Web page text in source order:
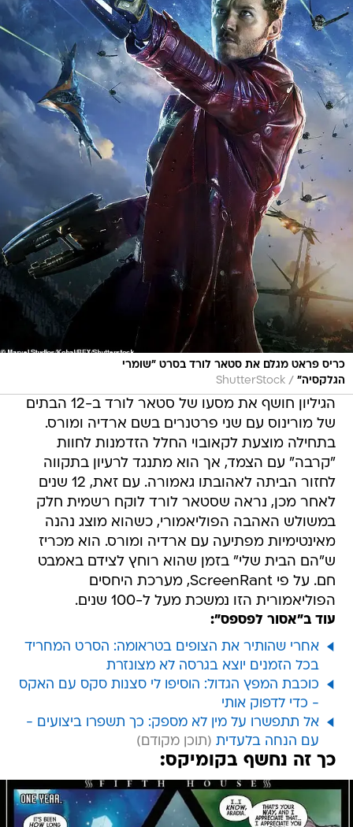
כריס פראט מגלם את סטאר לורד בסרט "שומרי
הגלקסיה" /
ShutterStock
הגיליון חושף את מסעו של סטאר לורד ב-12 הבתים
של מורינוס עם שני פרטנרים בשם ארדיה ומורס.
בתחילה מוצעת לקאובוי החלל הזדמנות לחוות
"קרבה" עם הצמד, אך הוא מתנגד לרעיון בתקווה
לחזור הביתה לאהובתו גאמורה. עם זאת, 12 שנים
לאחר מכן, נראה שסטאר לורד לוקח רשמית חלק
במשולש האהבה הפוליאמורי, כשהוא מוצג נהנה
מאינטימיות מפתיעה עם ארדיה ומורס. הוא מכריז
ש"הם הבית שלי" בזמן שהוא רוחץ לצידם באמבט
חם. על פי ScreenRant, מערכת היחסים
הפוליאמורית הזו נמשכת מעל ל-100 שנים.
עוד ב"אסור לפספס":
אחרי שהותיר את הצופים בטראומה: הסרט המחריד
בכל הזמנים יוצא בגרסה לא מצונזרת
כוכבת המפץ הגדול: הוסיפו לי סצנות סקס עם האקס
- כדי לדפוק אותי
אל תתפשרו על מין לא מספק: כך תשפרו ביצועים -
עם הנחה בלעדית
כך זה נחשף בקומיקס: